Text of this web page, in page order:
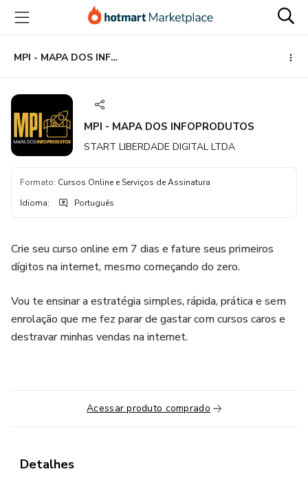
para
conteúdo
principal
para
pagamento
para
rodapé
MPI - MAPA DOS INFOPRODUTOS
MPI - MAPA DOS INFOPRODUTOS
START LIBERDADE DIGITAL LTDA
Formato: Cursos Online e Serviços de Assinatura
Idioma: Português
Crie seu curso online em 7 dias e fature seus primeiros
dígitos na internet, mesmo começando do zero.
Vou te ensinar a estratégia simples, rápida, prática e sem
enrolação que me fez parar de gastar com cursos caros e
destravar minhas vendas na internet.
Acessar produto comprado
Detalhes